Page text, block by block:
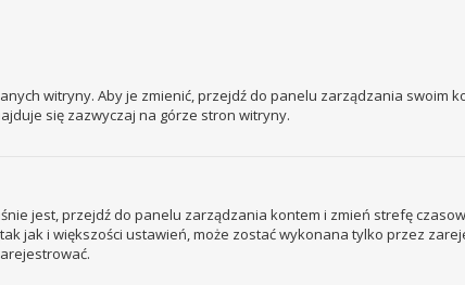
witryny. Aby je zmienić, przejdź do panelu zarządzania swoim
się zazwyczaj na górze stron witryny.
jest, przejdź do panelu zarządzania kontem i zmień strefę
jak i większości ustawień, może zostać wykonana tylko przez